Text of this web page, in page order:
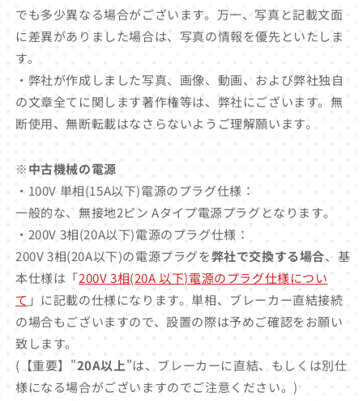
でも多少異なる場合がございます。万一、写真と記載文面
に差異がありました場合は、写真の情報を優先といたしま
す。
・弊社が作成しました写真、画像、動画、および弊社独自
の文章全てに関します著作権等は、弊社にございます。無
断使用、無断転載はなさらないようご理解願います。
※中古機械の電源
・100V 単相(15A以下)電源のプラグ仕様：
一般的な、無接地2ピン Aタイプ電源プラグとなります。
・200V 3相(20A以下)電源のプラグ仕様：
200V 3相(20A以下)の電源プラグを弊社で交換する場合、基
本仕様は「200V 3相(20A 以下)電源のプラグ仕様につい
て 」に記載の仕様になります。単相、ブレーカー直結接続
の場合もございますので、設置の際は予めご確認をお願い
致します。
(【重要】"20A以上"は、ブレーカーに直結、もしくは別仕
様になる場合がございますのでご注意ください。)